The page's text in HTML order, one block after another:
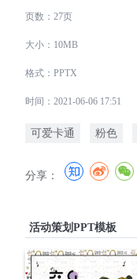
页数：27页
大小：10MB
格式：PPTX
时间：2021-06-06 17:51
可爱卡通 粉色
分享：
活动策划PPT模板